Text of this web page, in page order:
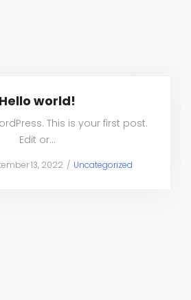
Hello world!
This is your first post.
Edit or…
13, 2022
Posted
Uncategorized